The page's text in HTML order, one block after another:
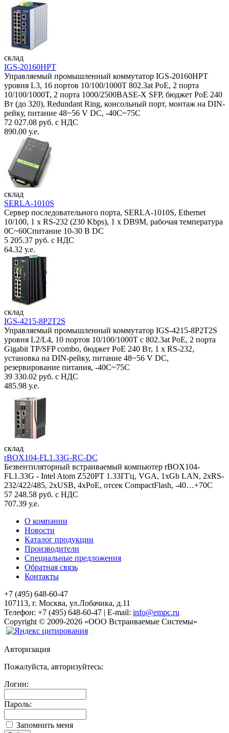
склад
IGS-20160HPT
Управляемый промышленный коммутатор IGS-20160HPT
уровня L3, 16 портов 10/100/1000T 802.3at PoE, 2 порта
10/100/1000T, 2 порта 1000/2500BASE-X SFP, бюджет PoE 240
Вт (до 320), Redundant Ring, консольный порт, монтаж на DIN-
рейку, питание 48~56 V DC, -40С~75C
72 027.08 руб. с НДС
890.00 у.е.
склад
SERLA-1010S
Сервер последовательного порта, SERLA-1010S, Ethernet
10/100, 1 x RS-232 (230 Kbps), 1 x DB9M, рабочая температура
0C~60Спитание 10-30 В DC
5 205.37 руб. с НДС
64.32 у.е.
склад
IGS-4215-8P2T2S
Управляемый промышленный коммутатор IGS-4215-8P2T2S
уровня L2/L4, 10 портов 10/100/1000T с 802.3at PoE, 2 порта
Gigabit TP/SFP combo, бюджет PoE 240 Вт, 1 x RS-232,
установка на DIN-рейку, питание 48~56 V DC,
резервирование питания, -40С~75C
39 330.02 руб. с НДС
485.98 у.е.
склад
rBOX104-FL1.33G-RC-DC
Безвентиляторный встраиваемый компьютер rBOX104-
FL1.33G - Intel Atom Z520PT 1.33ГГц, VGA, 1xGb LAN, 2xRS-
232/422/485, 2xUSB, 4xPoE, отсек CompactFlash, -40…+70C
57 248.58 руб. с НДС
707.39 у.е.
О компании
Новости
Каталог продукции
Производители
Специальные предложения
Обратная связь
Контакты
+7 (495) 648-60-47
107113, г. Москва, ул.Лобачика, д.11
Телефон: +7 (495) 648-60-47 | E-mail: info@empc.ru
Copyright © 2009-2026 «ООО Встраиваемые Системы»
Авторизация
Пожалуйста, авторизуйтесь:
Логин:
Пароль:
Запомнить меня